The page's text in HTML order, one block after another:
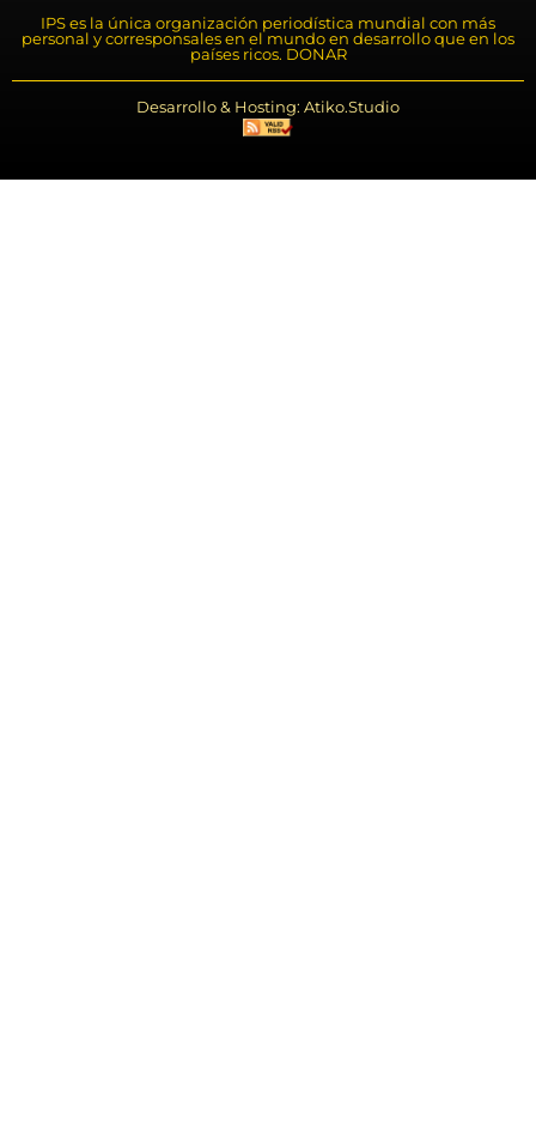
IPS es la única organización periodística mundial con más
personal y corresponsales en el mundo en desarrollo que en los
países ricos. DONAR
Desarrollo & Hosting: Atiko.Studio